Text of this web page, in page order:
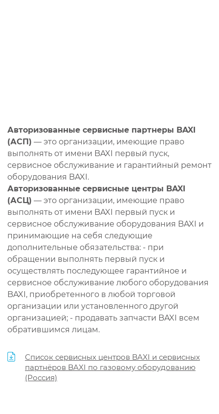
Авторизованные сервисные партнеры BAXI
(АСП) — это организации, имеющие право
выполнять от имени BAXI первый пуск,
сервисное обслуживание и гарантийный ремонт
оборудования BAXI.
Авторизованные сервисные центры BAXI
(АСЦ) — это организации, имеющие право
выполнять от имени BAXI первый пуск и
сервисное обслуживание оборудования BAXI и
принимающие на себя следующие
дополнительные обязательства: - при
обращении выполнять первый пуск и
осуществлять последующее гарантийное и
сервисное обслуживание любого оборудования
BAXI, приобретенного в любой торговой
организации или установленного другой
организацией; - продавать запчасти BAXI всем
обратившимся лицам.
Список сервисных центров BAXI и сервисных
партнёров BAXI по газовому оборудованию
(Россия)